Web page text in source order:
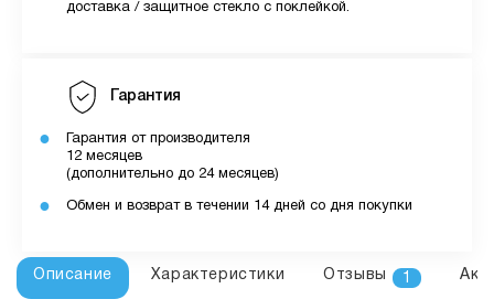
доставка / защитное стекло с поклейкой.
Гарантия
Гарантия от производителя
12 месяцев
(дополнительно до 24 месяцев)
Обмен и возврат в течении 14 дней со дня покупки
Описание Характеристики Отзывы 1